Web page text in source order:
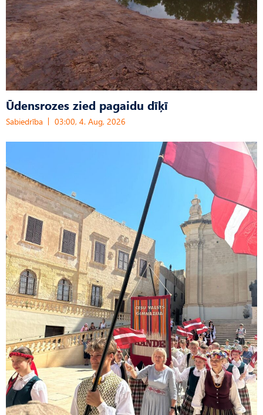
Ūdensrozes zied pagaidu dīķī
Sabiedrība 03:00, 4. Aug, 2026